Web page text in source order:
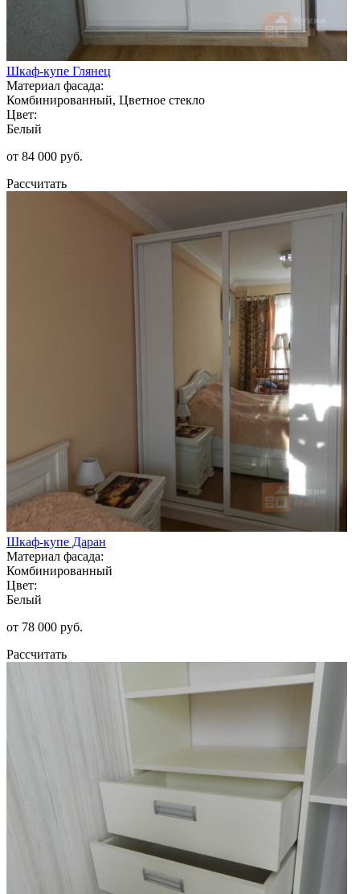
Шкаф-купе Глянец
Материал фасада:
Комбинированный, Цветное стекло
Цвет:
Белый
от 84 000 руб.
Рассчитать
Шкаф-купе Даран
Материал фасада:
Комбинированный
Цвет:
Белый
от 78 000 руб.
Рассчитать